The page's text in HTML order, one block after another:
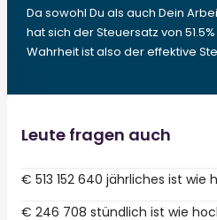
Da sowohl Du als auch Dein
hat sich der Steuersatz von 51.5%
Wahrheit ist also der effektive
Leute fragen auch
€ 513 152 640 jährliches ist wie
€ 246 708 stündlich ist wie